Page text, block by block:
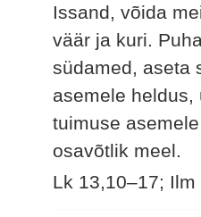
Issand, võida
väär ja kuri.
südamed, aseta
asemele
tuimuse
osavõtlik meel.
Lk 13,10–17; Ilm